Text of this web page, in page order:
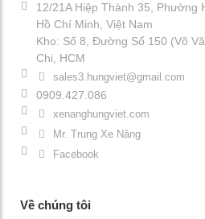
12/21A Hiệp Thành 35, Phường
Hồ Chí Minh, Việt Nam
Kho: Số 8, Đường Số 150 (Võ
Chi, HCM
sales3.hungviet@gmail.com
0909.427.086
xenanghungviet.com
Mr. Trung Xe Nâng
Facebook
Về chúng tôi